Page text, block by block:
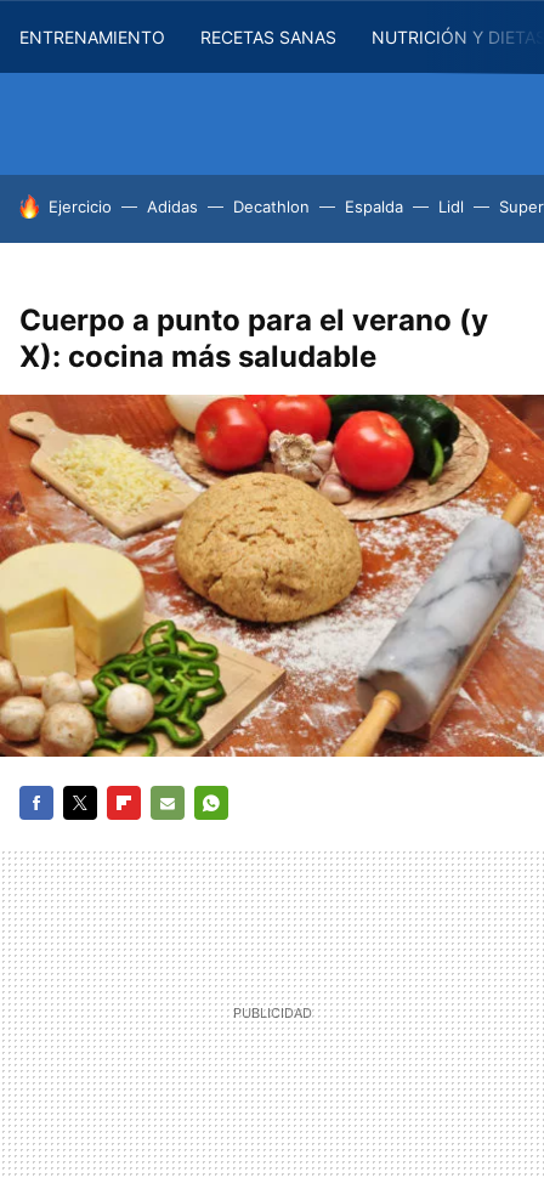
ENTRENAMIENTO RECETAS SANAS NUTRICIÓN Y
HOY SE HABLA DE
Ejercicio Adidas Decathlon Espalda Lidl
Cuerpo a punto para el verano (y
X): cocina más saludable
MAIL